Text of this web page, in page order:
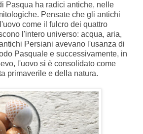
Pasqua ha radici antiche, nelle
Pensate che gli antichi
come il fulcro dei quattro
l'intero universo: acqua, aria,
Persiani avevano l'usanza di
Pasquale e successivamente, in
l'uovo si è consolidato come
primaverile e della natura.